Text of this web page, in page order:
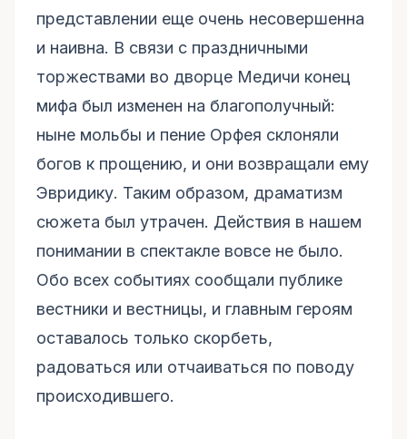
представлении еще очень несовершенна
и наивна. В связи с праздничными
торжествами во дворце Медичи конец
мифа был изменен на благополучный:
ныне мольбы и пение Орфея склоняли
богов к прощению, и они возвращали ему
Эвридику. Таким образом, драматизм
сюжета был утрачен. Действия в нашем
понимании в спектакле вовсе не было.
Обо всех событиях сообщали публике
вестники и вестницы, и главным героям
оставалось только скорбеть,
радоваться или отчаиваться по поводу
происходившего.